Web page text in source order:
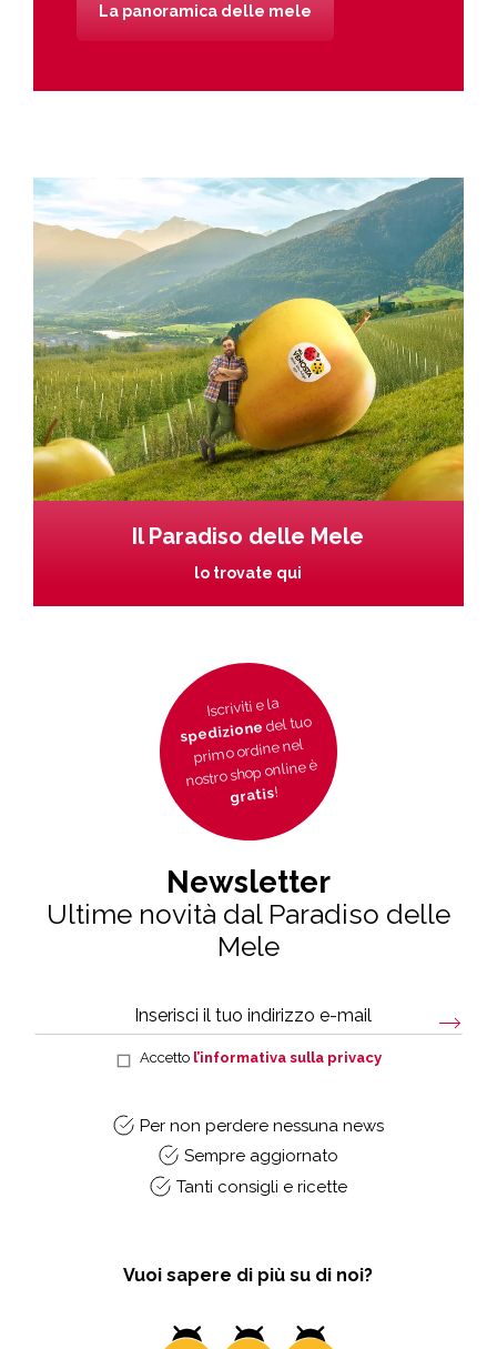
La panoramica delle mele
Il Paradiso delle Mele
lo trovate qui
Iscriviti e la
spedizionedel tuo
primo ordine nel
nostro shop online è
gratis!
Newsletter
Ultime novità dal Paradiso delle
Mele
Accetto l’informativa sulla privacy
Per non perdere nessuna news
Sempre aggiornato
Tanti consigli e ricette
Vuoi sapere di più su di noi?